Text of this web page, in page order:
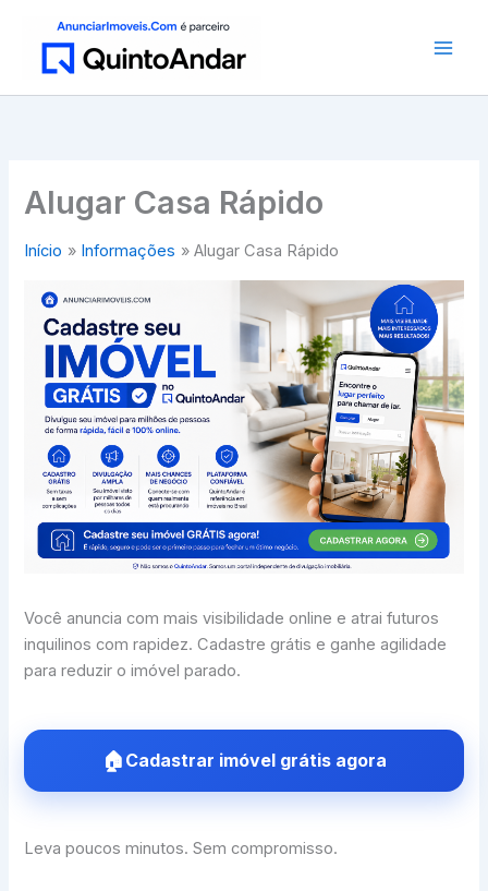
conteúdo
Alugar Casa Rápido
Início Informações Alugar Casa Rápido
Você anuncia com mais visibilidade online e atrai futuros
inquilinos com rapidez. Cadastre grátis e ganhe agilidade
para reduzir o imóvel parado.
Cadastrar imóvel grátis agora
Leva poucos minutos. Sem compromisso.